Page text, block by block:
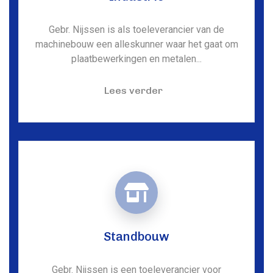
Gebr. Nijssen is als toeleverancier van de
machinebouw een alleskunner waar het gaat om
plaatbewerkingen en metalen...
Lees verder
Standbouw
Gebr. Nijssen is een toeleverancier voor